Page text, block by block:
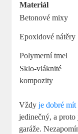
Materiál
Betonové mixy
Epoxidové nátěry
Polymerní tmel
Sklo-vláknité
kompozity
Vždyje dobré mít
jedinečný, a
garáže.